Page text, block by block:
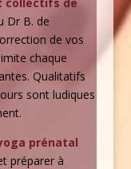
Dr B. de
de vos
chaque
Qualitatifs
sont ludiques
prénatal
préparer à